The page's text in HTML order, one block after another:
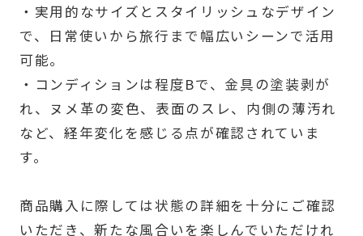
・実用的なサイズとスタイリッシュなデザイン
で、日常使いから旅行まで幅広いシーンで活用
可能。
・コンディションは程度Bで、金具の塗装剥が
れ、ヌメ革の変色、表面のスレ、内側の薄汚れ
など、経年変化を感じる点が確認されていま
す。
商品購入に際しては状態の詳細を十分にご確認
いただき、新たな風合いを楽しんでいただけれ